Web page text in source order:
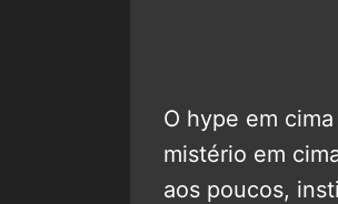
O hype em
mistério em
aos poucos,